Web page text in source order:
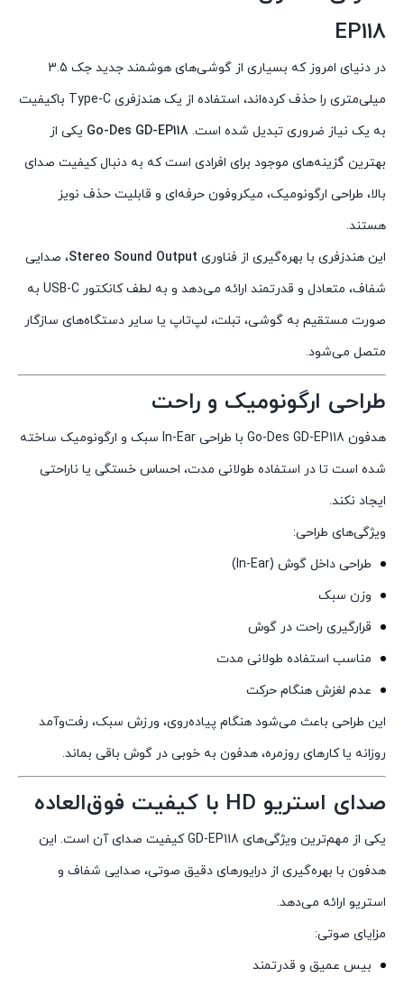
EP118
در دنیای امروز که بسیاری از گوشی‌های هوشمند جدید جک 3.5
میلی‌متری را حذف کرده‌اند، استفاده از یک هندزفری Type-C باکیفیت
به یک نیاز ضروری تبدیل شده است. Go-Des GD-EP118 یکی از
بهترین گزینه‌های موجود برای افرادی است که به دنبال کیفیت صدای
بالا، طراحی ارگونومیک، میکروفون حرفه‌ای و قابلیت حذف نویز
هستند.
این هندزفری با بهره‌گیری از فناوری Stereo Sound Output، صدایی
شفاف، متعادل و قدرتمند ارائه می‌دهد و به لطف کانکتور USB-C به
صورت مستقیم به گوشی، تبلت، لپ‌تاپ یا سایر دستگاه‌های سازگار
متصل می‌شود.
طراحی ارگونومیک و راحت
هدفون Go-Des GD-EP118 با طراحی In-Ear سبک و ارگونومیک ساخته
شده است تا در استفاده طولانی مدت، احساس خستگی یا ناراحتی
ایجاد نکند.
ویژگی‌های طراحی:
طراحی داخل گوش (In-Ear)
وزن سبک
قرارگیری راحت در گوش
مناسب استفاده طولانی مدت
عدم لغزش هنگام حرکت
این طراحی باعث می‌شود هنگام پیاده‌روی، ورزش سبک، رفت‌وآمد
روزانه یا کارهای روزمره، هدفون به خوبی در گوش باقی بماند.
صدای استریو HD با کیفیت فوق‌العاده
یکی از مهم‌ترین ویژگی‌های GD-EP118 کیفیت صدای آن است. این
هدفون با بهره‌گیری از درایورهای دقیق صوتی، صدایی شفاف و
استریو ارائه می‌دهد.
مزایای صوتی:
بیس عمیق و قدرتمند